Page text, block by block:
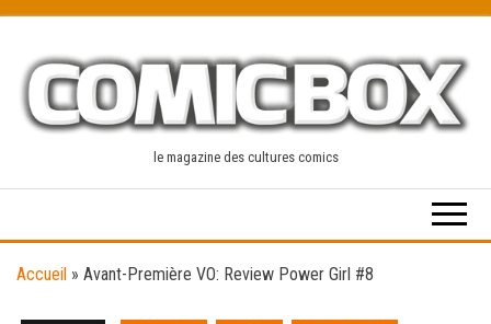
content
le magazine des cultures comics
Accueil » Avant-Première VO: Review Power Girl #8